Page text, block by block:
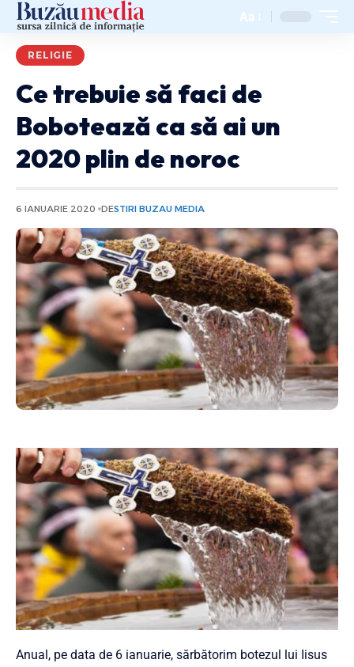
Aa
RELIGIE
Ce trebuie să faci de
Bobotează ca să ai un
2020 plin de noroc
6 IANUARIE 2020 DESTIRI BUZAU MEDIA
Anual, pe data de 6 ianuarie, sărbătorim botezul lui Iisus